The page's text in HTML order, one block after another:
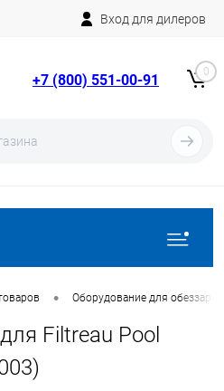
Вход для дилеров
+7 (800) 551-00-91 0
• Оборудование для
Filtreau Pool